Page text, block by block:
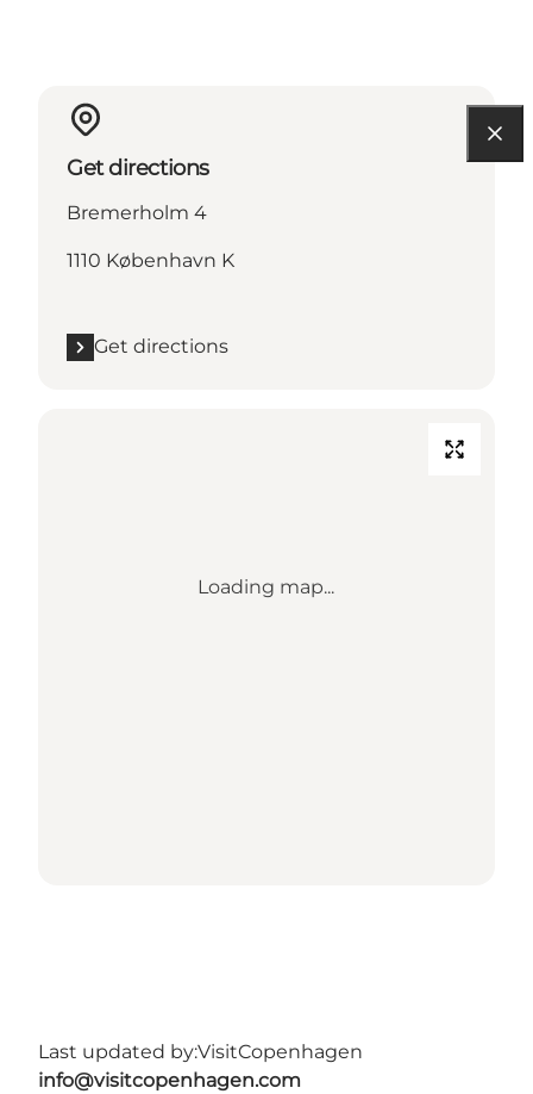
Get directions
Bremerholm 4
1110 København K
Get directions
Loading map...
Last updated by:VisitCopenhagen
info@visitcopenhagen.com